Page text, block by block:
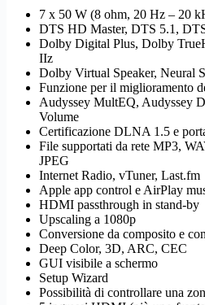
7 x 50 W (8 ohm, 20 Hz – 20
DTS HD Master, DTS 5.1,
Dolby Digital Plus, Dolby
IIz
Dolby Virtual Speaker, Neural
Funzione per il miglioramento
Audyssey MultEQ, Audyssey
Volume
Certificazione DLNA 1.5 e
File supportati da rete MP3,
JPEG
Internet Radio, vTuner, Last.fm
Apple app control e AirPlay
HDMI passthrough in stand-by
Upscaling a 1080p
Conversione da composito e
Deep Color, 3D, ARC, CEC
GUI visibile a schermo
Setup Wizard
Possibilità di controllare una